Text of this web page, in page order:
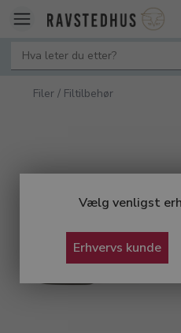
Vælg venligst
Erhvervs kunde
Filer / Filtilbehør